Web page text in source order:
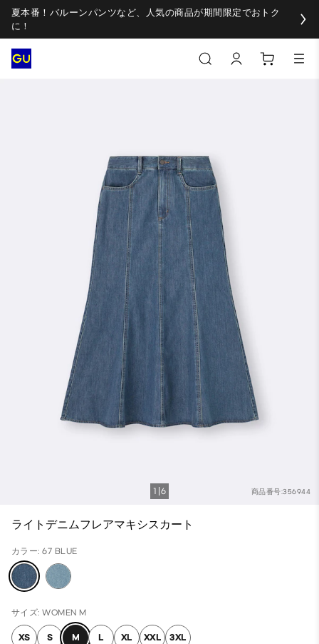
夏本番！バルーンパンツなど、人気の商品が期間限定でおトク
に！
商品番号:356944
1 6
ライトデニムフレアマキシスカート
カラー: 67 BLUE
サイズ: WOMEN M
XS S M L XL XXL 3XL